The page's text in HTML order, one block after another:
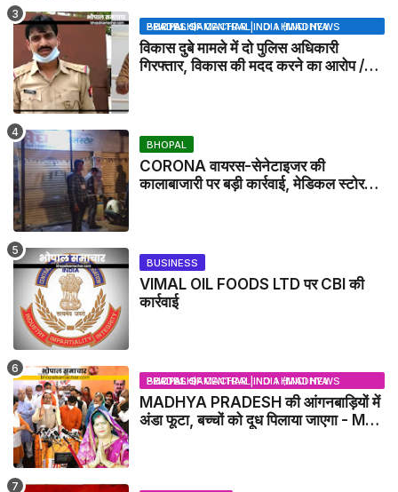
BHOPAL SAMACHAR | NO 1 HINDI NEWS PORTAL OF CENTRAL INDIA (MADHYA PRADESH)
विकास दुबे मामले में दो पुलिस अधिकारी
गिरफ्तार, विकास की मदद करने का आरोप /
BHOPAL
CORONA वायरस-सेनेटाइजर की
कालाबाजारी पर बड़ी कार्रवाई, मेडिकल स्टोर
BUSINESS
VIMAL OIL FOODS LTD पर CBI की
कार्रवाई
BHOPAL SAMACHAR | NO 1 HINDI NEWS PORTAL OF CENTRAL INDIA (MADHYA PRADESH)
MADHYA PRADESH की आंगनबाड़ियों में
अंडा फूटा, बच्चों को दूध पिलाया जाएगा - MP